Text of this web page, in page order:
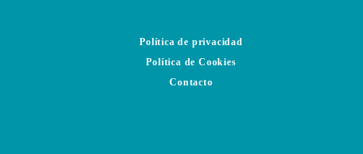
Política de privacidad
Política de Cookies
Contacto